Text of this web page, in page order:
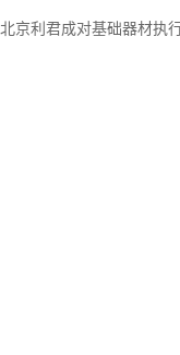
北京利君成对基础器材执